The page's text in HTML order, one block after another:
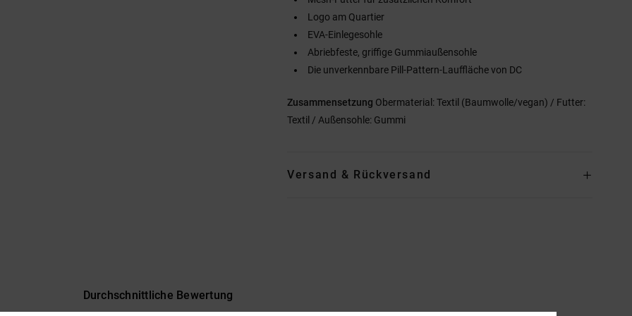
Logo am Quartier
EVA-Einlegesohle
Abriebfeste, griffige Gummiaußensohle
Die unverkennbare Pill-Pattern-Lauffläche von DC
Zusammensetzung Obermaterial: Textil (Baumwolle/vegan) / Futter:
Textil / Außensohle: Gummi
Versand & Rückversand
Durchschnittliche Bewertung